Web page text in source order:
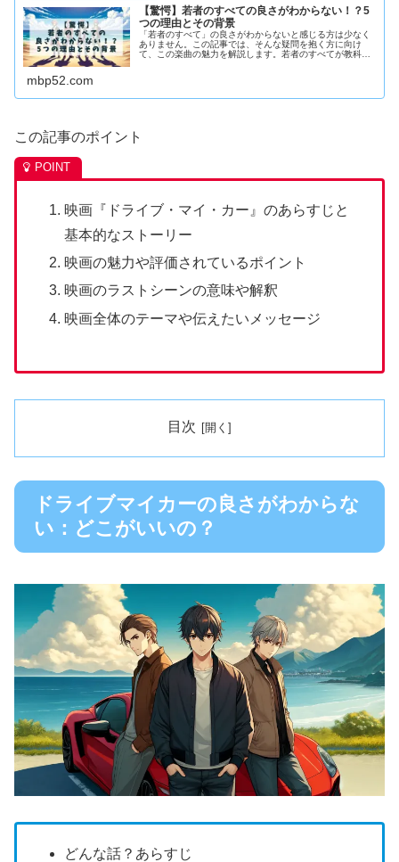
【驚愕】若者のすべての良さがわからない！？5
つの理由とその背景
「若者のすべて」の良さがわからないと感じる方は少なく
ありません。この記事では、そんな疑問を抱く方に向け
て、この楽曲の魅力を解説します。若者のすべてが教科書
mbp52.com
この記事のポイント
映画『ドライブ・マイ・カー』のあらすじと
基本的なストーリー
映画の魅力や評価されているポイント
映画のラストシーンの意味や解釈
映画全体のテーマや伝えたいメッセージ
目次
ドライブマイカーの良さがわからな
い：どこがいいの？
どんな話？あらすじ